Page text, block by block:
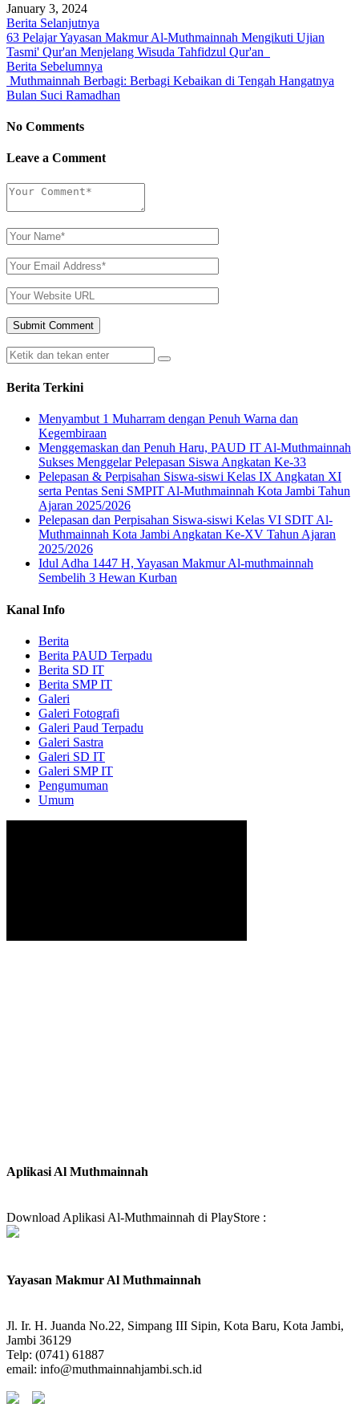
January 3, 2024
Berita Selanjutnya
63 Pelajar Yayasan Makmur Al-Muthmainnah Mengikuti Ujian
Tasmi' Qur'an Menjelang Wisuda Tahfidzul Qur'an
Berita Sebelumnya
Muthmainnah Berbagi: Berbagi Kebaikan di Tengah Hangatnya
Bulan Suci Ramadhan
No Comments
Leave a Comment
Berita Terkini
Menyambut 1 Muharram dengan Penuh Warna dan
Kegembiraan
Menggemaskan dan Penuh Haru, PAUD IT Al-Muthmainnah
Sukses Menggelar Pelepasan Siswa Angkatan Ke-33
Pelepasan & Perpisahan Siswa-siswi Kelas IX Angkatan XI
serta Pentas Seni SMPIT Al-Muthmainnah Kota Jambi Tahun
Ajaran 2025/2026
Pelepasan dan Perpisahan Siswa-siswi Kelas VI SDIT Al-
Muthmainnah Kota Jambi Angkatan Ke-XV Tahun Ajaran
2025/2026
Idul Adha 1447 H, Yayasan Makmur Al-muthmainnah
Sembelih 3 Hewan Kurban
Kanal Info
Berita
Berita PAUD Terpadu
Berita SD IT
Berita SMP IT
Galeri
Galeri Fotografi
Galeri Paud Terpadu
Galeri Sastra
Galeri SD IT
Galeri SMP IT
Pengumuman
Umum
Aplikasi Al Muthmainnah
Download Aplikasi Al-Muthmainnah di PlayStore :
Yayasan Makmur Al Muthmainnah
Jl. Ir. H. Juanda No.22, Simpang III Sipin, Kota Baru, Kota Jambi,
Jambi 36129
Telp: (0741) 61887
email: info@muthmainnahjambi.sch.id